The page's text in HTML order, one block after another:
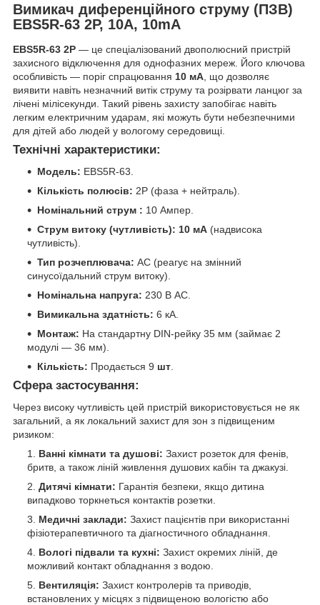
Вимикач диференційного струму (ПЗВ)
EBS5R-63 2P, 10A, 10mA
EBS5R-63 2P — це спеціалізований двополюсний пристрій
захисного відключення для однофазних мереж. Його ключова
особливість — поріг спрацювання 10 мА, що дозволяє
виявити навіть незначний витік струму та розірвати ланцюг за
лічені мілісекунди. Такий рівень захисту запобігає навіть
легким електричним ударам, які можуть бути небезпечними
для дітей або людей у вологому середовищі.
Технічні характеристики:
Модель: EBS5R-63.
Кількість полюсів: 2P (фаза + нейтраль).
Номінальний струм : 10 Ампер.
Струм витоку (чутливість): 10 мА (надвисока
чутливість).
Тип розчеплювача: AC (реагує на змінний
синусоїдальний струм витоку).
Номінальна напруга: 230 В AC.
Вимикальна здатність: 6 кА.
Монтаж: На стандартну DIN-рейку 35 мм (займає 2
модулі — 36 мм).
Кількість: Продається 9 шт.
Сфера застосування:
Через високу чутливість цей пристрій використовується не як
загальний, а як локальний захист для зон з підвищеним
ризиком:
Ванні кімнати та душові: Захист розеток для фенів,
бритв, а також ліній живлення душових кабін та джакузі.
Дитячі кімнати: Гарантія безпеки, якщо дитина
випадково торкнеться контактів розетки.
Медичні заклади: Захист пацієнтів при використанні
фізіотерапевтичного та діагностичного обладнання.
Вологі підвали та кухні: Захист окремих ліній, де
можливий контакт обладнання з водою.
Вентиляція: Захист контролерів та приводів,
встановлених у місцях з підвищеною вологістю або